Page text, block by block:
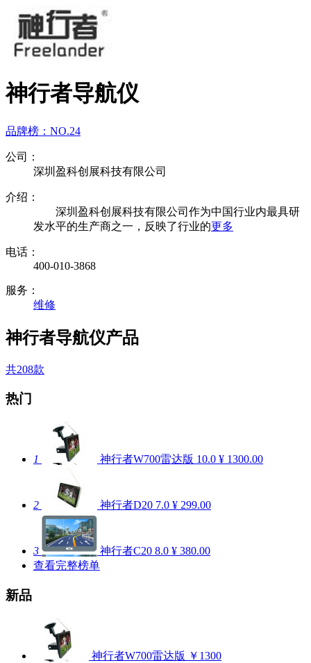
神行者导航仪
品牌榜： NO.24
公司：
深圳盈科创展科技有限公司
介绍：
深圳盈科创展科技有限公司作为中国行业内最具研
发水平的生产商之一，反映了行业的更多
电话：
400-010-3868
服务：
维修
神行者导航仪产品
共208款
热门
1 神行者W700雷达版 10.0 ¥ 1300.00
2 神行者D20 7.0 ¥ 299.00
3 神行者C20 8.0 ¥ 380.00
查看完整榜单
新品
神行者W700雷达版 ￥1300